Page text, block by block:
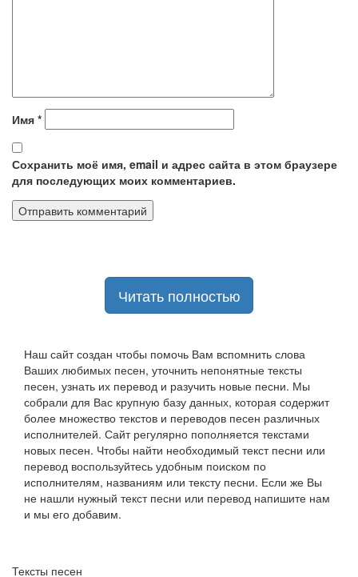
Имя *
Сохранить моё имя, email и адрес сайта в этом браузере
для последующих моих комментариев.
Читать полностью
Наш сайт создан чтобы помочь Вам вспомнить слова
Ваших любимых песен, уточнить непонятные тексты
песен, узнать их перевод и разучить новые песни. Мы
собрали для Вас крупную базу данных, которая содержит
более множество текстов и переводов песен различных
исполнителей. Сайт регулярно пополняется текстами
новых песен. Чтобы найти необходимый текст песни или
перевод воспользуйтесь удобным поиском по
исполнителям, названиям или тексту песни. Если же Вы
не нашли нужный текст песни или перевод напишите нам
и мы его добавим.
Тексты песен